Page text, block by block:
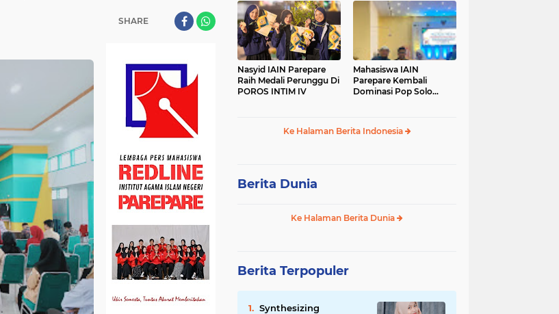
SHARE
Nasyid IAIN Parepare
Raih Medali Perunggu Di
POROS INTIM IV
Mahasiswa IAIN
Parepare Kembali
Dominasi Pop Solo
Ke Halaman Berita Indonesia
Berita Dunia
Ke Halaman Berita Dunia
Berita Terpopuler
Synthesizing